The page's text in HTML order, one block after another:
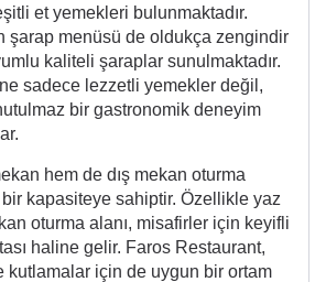
et yemekleri bulunmaktadır.
şarap menüsü de oldukça zengindir
kaliteli şaraplar sunulmaktadır.
sadece lezzetli yemekler değil,
bir gastronomik deneyim
hem de dış mekan oturma
kapasiteye sahiptir. Özellikle yaz
oturma alanı, misafirler için keyifli
haline gelir. Faros Restaurant,
kutlamalar için de uygun bir ortam